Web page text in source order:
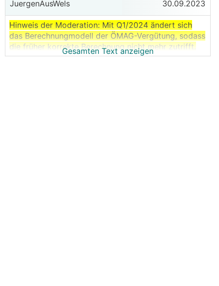
JuergenAusWels 30.09.2023
Hinweis der Moderation: Mit Q1/2024 ändert sich
das Berechnungmodell der ÖMAG-Vergütung, sodass
die früher korrekte Berechnung nicht mehr zutrifft.
Bitte dazu Diskussion ab Post #128 verfolgen.
Gesamten Text anzeigen